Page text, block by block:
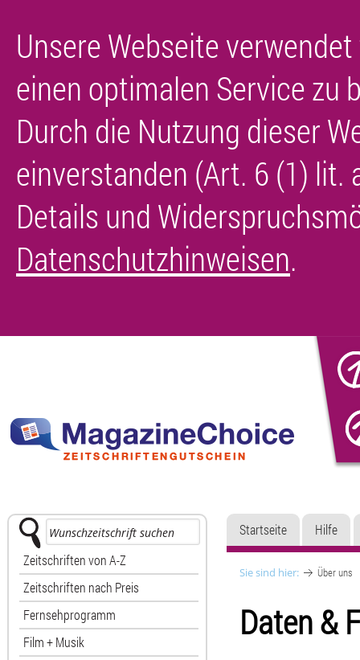
Unsere Webseite
einen optimalen Service zu
Durch die Nutzung dieser
einverstanden (Art. 6 (1) lit.
Details und
Datenschutzhinweisen.
Zeitschriften von A-Z
Zeitschriften nach Preis
Fernsehprogramm
Film + Musik
Startseite Hilfe
Sie sind hier: Über uns
Daten &